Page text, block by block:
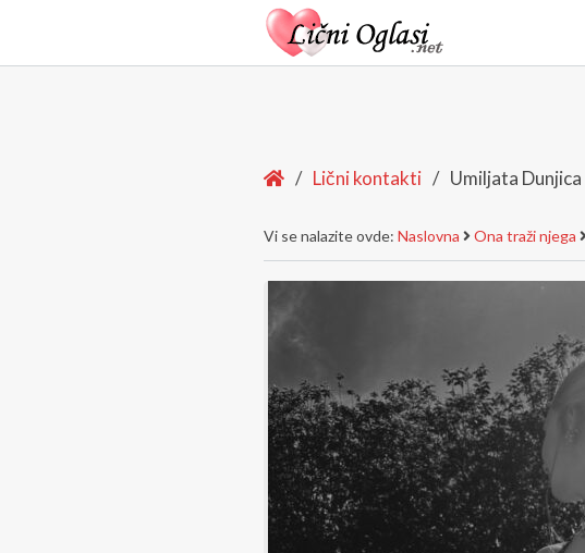
Home
/ Lični kontakti / Umiljata Dunjica
Vi se nalazite ovde: Naslovna Ona traži njega